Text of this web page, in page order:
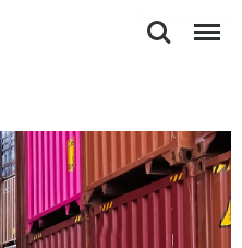
Rechercher
Menu